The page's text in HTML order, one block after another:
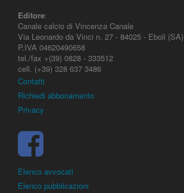
Editore:
Canale calcio di Vincenza Canale
Via Leonardo da Vinci n. 27 - 84025 - Eboli (SA)
P.IVA 04620490658
tel./fax +(39) 0828 - 333512
cell. (+39) 328 637 3486
Contatti
Richiedi abbonamento
Privacy
Elenco avvocati
Elenco pubblicazioni